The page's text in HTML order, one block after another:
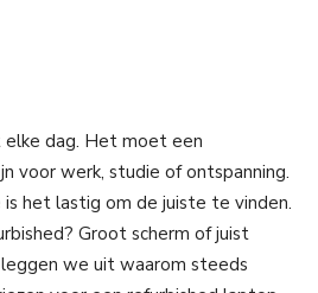
dag. Het moet een
voor werk, studie of ontspanning.
het lastig om de juiste te vinden.
Groot scherm of juist
we uit waarom steeds